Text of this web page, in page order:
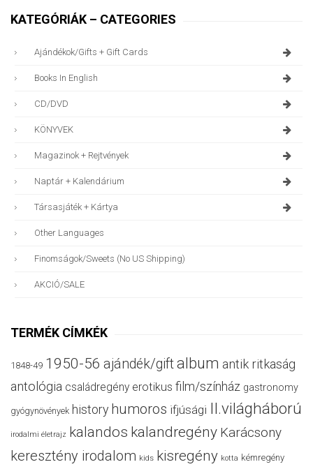
KATEGÓRIÁK – CATEGORIES
Ajándékok/gifts + Gift Cards
Books In English
CD/DVD
KÖNYVEK
Magazinok + Rejtvények
Naptár + Kalendárium
Társasjáték + Kártya
Other Languages
Finomságok/sweets (no US Shipping)
AKCIÓ/SALE
TERMÉK CÍMKÉK
1848-49 1950-56 ajándék/giftalbum antik ritkaság
antológia családregény erotikus film/színház gastronomy
gyógynövények history humoros ifjúsági II.világháború
irodalmi életrajz kalandos kalandregény Karácsony
keresztény irodalom kids kisregény kotta kémregény